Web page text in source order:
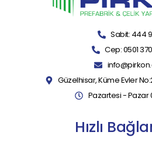
Sabit: 444
Cep: 0501
Güzelhisar, Küme Evler
Pazartesi - Pazar
Hızlı